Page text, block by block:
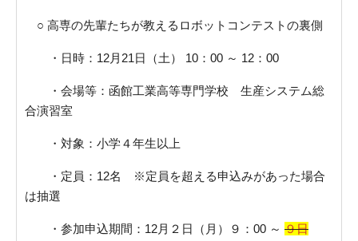
○ 高専の先輩たちが教えるロボットコンテストの裏側
・日時：12月21日（土） 10：00 ～ 12：00
・会場等：函館工業高等専門学校 生産システム総
合演習室
・対象：小学４年生以上
・定員：12名 ※定員を超える申込みがあった場合
は抽選
・参加申込期間：12月２日（月）９：00 ～ ９日